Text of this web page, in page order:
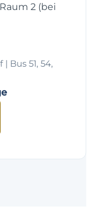
2 (bei
Bus 51, 54,